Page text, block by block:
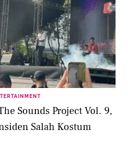
Sounds Project Vol. 9,
Salah Kostum